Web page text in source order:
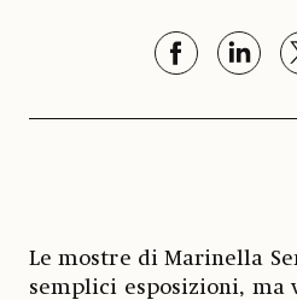
Le mostre di Marinella
semplici esposizioni, ma